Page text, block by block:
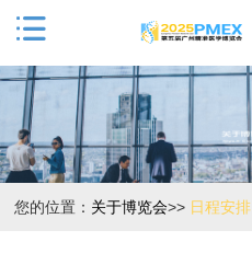

您的位置： 关于博览会>> 日程安排